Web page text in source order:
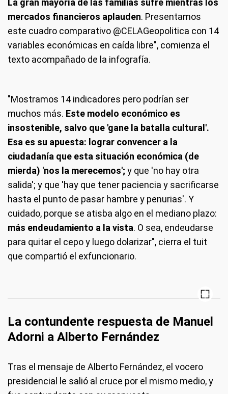
La gran mayoría de las familias sufre mientras los
mercados financieros aplauden. Presentamos
este cuadro comparativo @CELAGeopolitica con 14
variables económicas en caída libre", comienza el
texto acompañado de la infografía.
"Mostramos 14 indicadores pero podrían ser
muchos más. Este modelo económico es
insostenible, salvo que 'gane la batalla cultural'.
Esa es su apuesta: lograr convencer a la
ciudadanía que esta situación económica (de
mierda) 'nos la merecemos'; y que 'no hay otra
salida'; y que 'hay que tener paciencia y sacrificarse
hasta el punto de pasar hambre y penurias'. Y
cuidado, porque se atisba algo en el mediano plazo:
más endeudamiento a la vista. O sea, endeudarse
para quitar el cepo y luego dolarizar", cierra el tuit
que compartió el exfuncionario.
La contundente respuesta de Manuel
Adorni a Alberto Fernández
Tras el mensaje de Alberto Fernández, el vocero
presidencial le salió al cruce por el mismo medio, y